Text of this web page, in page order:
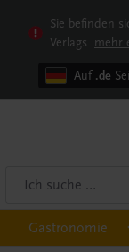
Sie befinden
Verlags. mehr
Auf .de
Gastronomie